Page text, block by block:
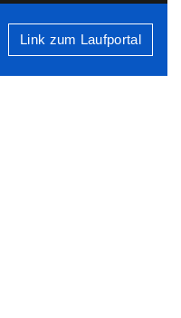
Link zum Laufportal